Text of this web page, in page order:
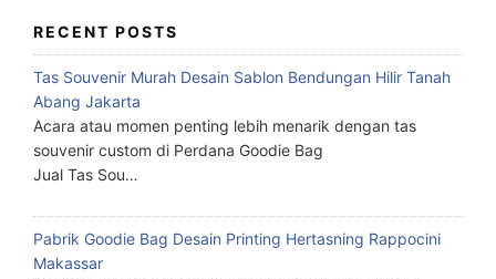
RECENT POSTS
Tas Souvenir Murah Desain Sablon Bendungan Hilir Tanah
Abang Jakarta
Acara atau momen penting lebih menarik dengan tas
souvenir custom di Perdana Goodie Bag
Jual Tas Sou…
Pabrik Goodie Bag Desain Printing Hertasning Rappocini
Makassar